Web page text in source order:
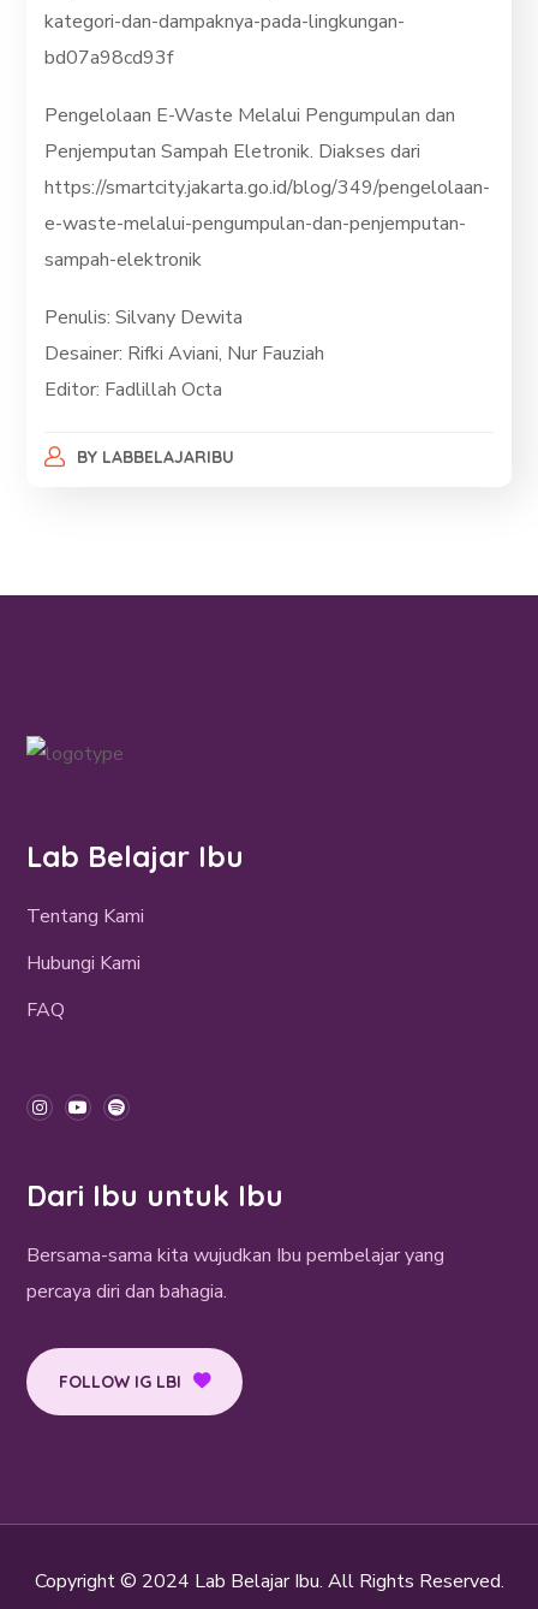
kategori-dan-dampaknya-pada-lingkungan-
bd07a98cd93f
Pengelolaan E-Waste Melalui Pengumpulan dan
Penjemputan Sampah Eletronik. Diakses dari
https://smartcity.jakarta.go.id/blog/349/pengelolaan-
e-waste-melalui-pengumpulan-dan-penjemputan-
sampah-elektronik
Penulis: Silvany Dewita
Desainer: Rifki Aviani, Nur Fauziah
Editor: Fadlillah Octa
BY LABBELAJARIBU
Lab Belajar Ibu
Tentang Kami
Hubungi Kami
FAQ
Dari Ibu untuk Ibu
Bersama-sama kita wujudkan Ibu pembelajar yang
percaya diri dan bahagia.
FOLLOW IG LBI
Copyright © 2024 Lab Belajar Ibu. All Rights Reserved.